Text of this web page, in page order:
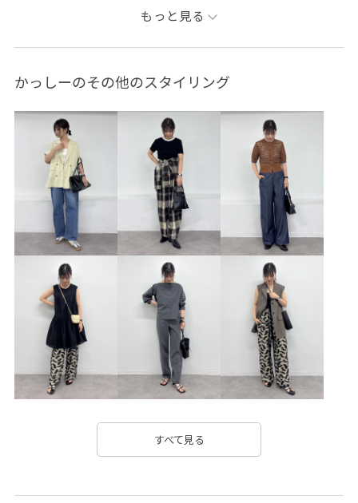
ショルダーバッグ シューズ
26SS15BI
Tシャツ Wpickup_items Wshoes_pickup
きれいめ アダムエロぺ雑貨 アダムボトム
イージーパンツ イージーパンツ26SS ウエストがゴム
ウエストタック オーガニック カジュアル キラキラ
ギンガムチェック コットン コーディネートしやすい
シャツ シャーリング シルク シンプル
ジャケット ジャージ素材 ストラップ
スラックス セットアップ セットアップ対象商品
タック タフタ チェーン デイリー使い
フラットサンダル ブラウス ベルト ペプラム
ボリューム感 ポケットがポイント ミニバッグ
もっと見る
かっしーのその他のスタイリング
すべて見る